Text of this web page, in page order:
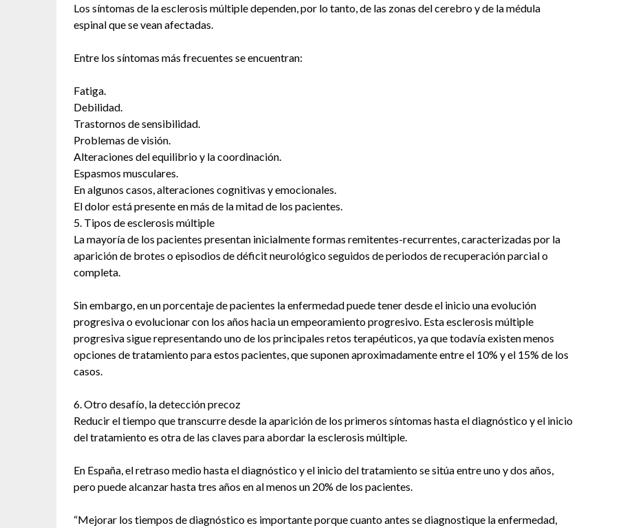
Los síntomas de la esclerosis múltiple dependen, por lo tanto, de las zonas del cerebro y de la médula
espinal que se vean afectadas.
Entre los síntomas más frecuentes se encuentran:
Fatiga.
Debilidad.
Trastornos de sensibilidad.
Problemas de visión.
Alteraciones del equilibrio y la coordinación.
Espasmos musculares.
En algunos casos, alteraciones cognitivas y emocionales.
El dolor está presente en más de la mitad de los pacientes.
5. Tipos de esclerosis múltiple
La mayoría de los pacientes presentan inicialmente formas remitentes-recurrentes, caracterizadas por la
aparición de brotes o episodios de déficit neurológico seguidos de periodos de recuperación parcial o
completa.
Sin embargo, en un porcentaje de pacientes la enfermedad puede tener desde el inicio una evolución
progresiva o evolucionar con los años hacia un empeoramiento progresivo. Esta esclerosis múltiple
progresiva sigue representando uno de los principales retos terapéuticos, ya que todavía existen menos
opciones de tratamiento para estos pacientes, que suponen aproximadamente entre el 10% y el 15% de los
casos.
6. Otro desafío, la detección precoz
Reducir el tiempo que transcurre desde la aparición de los primeros síntomas hasta el diagnóstico y el inicio
del tratamiento es otra de las claves para abordar la esclerosis múltiple.
En España, el retraso medio hasta el diagnóstico y el inicio del tratamiento se sitúa entre uno y dos años,
pero puede alcanzar hasta tres años en al menos un 20% de los pacientes.
“Mejorar los tiempos de diagnóstico es importante porque cuanto antes se diagnostique la enfermedad,